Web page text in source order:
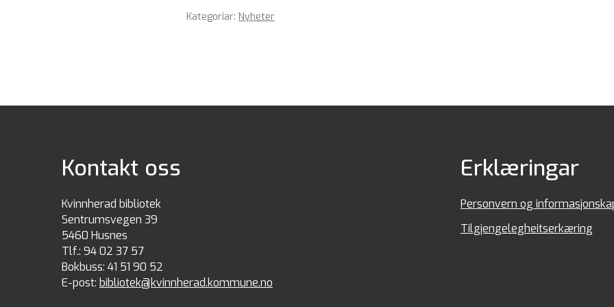
Kategoriar: Nyheter
Kontakt oss
Kvinnherad bibliotek
Sentrumsvegen 39
5460 Husnes
Tlf.: 94 02 37 57
Bokbuss: 41 51 90 52
E-post: bibliotek@kvinnherad.kommune.no
Erklæringar
Personvern og
Tilgjengelegheitserkæring